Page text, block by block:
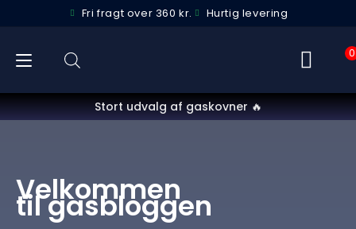
Fri fragt over 360 kr. Hurtig levering
0
Stort udvalg af gaskovner 🔥
Velkommen
til gasbloggen